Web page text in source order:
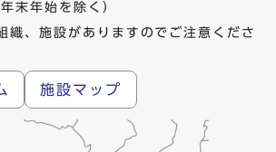
末年始を除く）
織、施設がありますのでご注意くださ
施設マップ